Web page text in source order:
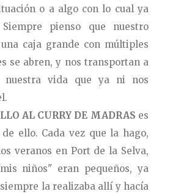
o a algo con lo cual ya
pienso que nuestro
caja grande con múltiples
se abren, y nos transportan a
nuestra vida que ya ni nos
.
AL CURRY DE MADRAS es
ello. Cada vez que la hago,
veranos en Port de la Selva,
niños" eran pequeños, ya
la realizaba allí y hacía